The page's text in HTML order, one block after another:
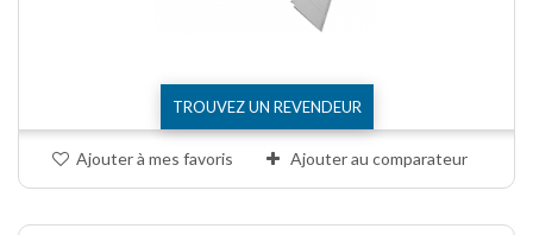
TROUVEZ UN REVENDEUR
Ajouter à mes favoris Ajouter au comparateur